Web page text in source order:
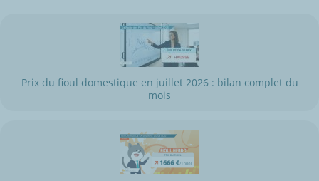
Prix du fioul domestique en juillet 2026 : bilan complet du
mois